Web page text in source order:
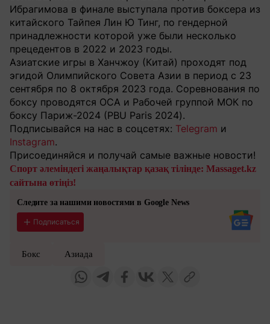
Ибрагимова в финале выступала против боксера из
китайского Тайпея Лин Ю Тинг, по гендерной
принадлежности которой уже были несколько
прецедентов в 2022 и 2023 годы.
Азиатские игры в Ханчжоу (Китай) проходят под
эгидой Олимпийского Совета Азии в период с 23
сентября по 8 октября 2023 года. Соревнования по
боксу проводятся ОСА и Рабочей группой МОК по
боксу Париж-2024 (PBU Paris 2024).
Подписывайся на нас в соцсетях: Telegram и
Instagram.
Присоединяйся и получай самые важные новости!
Спорт әлеміндегі жаңалықтар қазақ тілінде: Massaget.kz
сайтына өтіңіз!
Следите за нашими новостями в Google News
Подписаться
Бокс Азиада